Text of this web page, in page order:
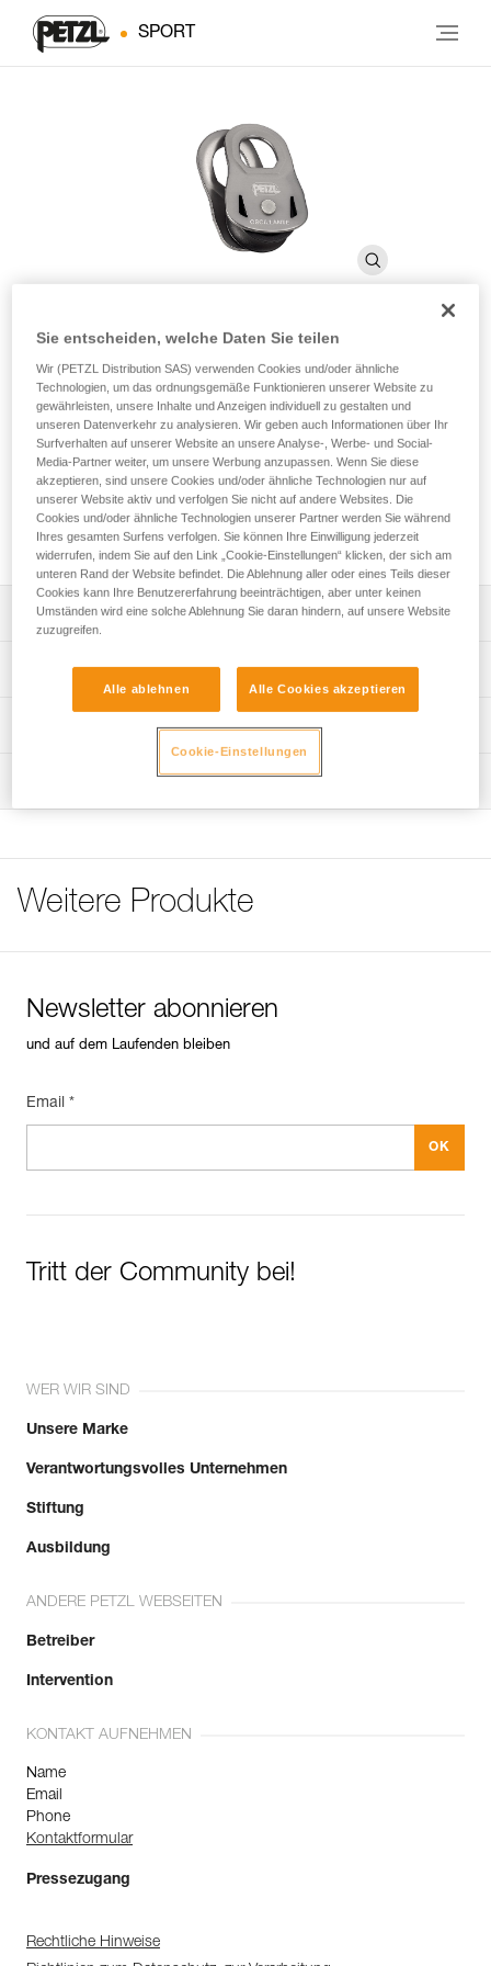
SPORT
OSCILLANTE
Behelfsumlenkrolle mit beweglichen Seitenteilen
Die leichte und kompakte OSCILLANTE-Umlenkrolle wird für
Rettungssysteme in Gletscherspalten und für improvisierte
Flaschenzüge verwendet. Sie lässt sich dank den drehbaren
Seitenteilen schnell installieren.
Leistungsverzeichnis
Seitenteilen.
Laufrolle aus recyceltem Polyamid und Seitenteile aus
Aluminium für ein ausgewogenes Verhältnis von
Bruchlast/Gewicht.
Verschlusskarabiner ermöglicht.
Technische Spezifikationen
Material: Aluminium, recyceltes Polyamid
Zertifizierung(en): CE EN 12278, UIAA
Durchmesser max. : 11 mm
Seilscheibe (Typ) : Gleitlager
Wirkungsgrad : 71 %
Bruchlast : 15 kN
Garantie : 3 Jahre
Verpackung : 1
Technische Informationen
OSCILLANTE
Pflegeempfehlungen für Ihre Ausrüstung
Das PDF herunterladen Maintenance tips
See all technical content
Das PDF herunterladen verif-EPI-poulies-suivi-DE
Weitere Produkte
Newsletter abonnieren
und auf dem Laufenden bleiben
Email *
Tritt der Community bei!
WER WIR SIND
Unsere Marke
Verantwortungsvolles Unternehmen
Stiftung
Ausbildung
ANDERE PETZL WEBSEITEN
Betreiber
Intervention
KONTAKT AUFNEHMEN
Name
Email
Phone
Kontaktformular
Pressezugang
Rechtliche Hinweise
Sie entscheiden, welche Daten Sie teilen
Wir (PETZL Distribution SAS) verwenden Cookies und/oder ähnliche
Technologien, um das ordnungsgemäße Funktionieren unserer Website zu
gewährleisten, unsere Inhalte und Anzeigen individuell zu gestalten und
unseren Datenverkehr zu analysieren. Wir geben auch Informationen über Ihr
Surfverhalten auf unserer Website an unsere Analyse-, Werbe- und Social-
Media-Partner weiter, um unsere Werbung anzupassen. Wenn Sie diese
akzeptieren, sind unsere Cookies und/oder ähnliche Technologien nur auf
unserer Website aktiv und verfolgen Sie nicht auf andere Websites. Die
Cookies und/oder ähnliche Technologien unserer Partner werden Sie während
Ihres gesamten Surfens verfolgen. Sie können Ihre Einwilligung jederzeit
widerrufen, indem Sie auf den Link „Cookie-Einstellungen“ klicken, der sich am
unteren Rand der Website befindet. Die Ablehnung aller oder eines Teils dieser
Cookies kann Ihre Benutzererfahrung beeinträchtigen, aber unter keinen
Umständen wird eine solche Ablehnung Sie daran hindern, auf unsere Website
zuzugreifen.
Alle ablehnen Alle Cookies akzeptieren
Cookie-Einstellungen